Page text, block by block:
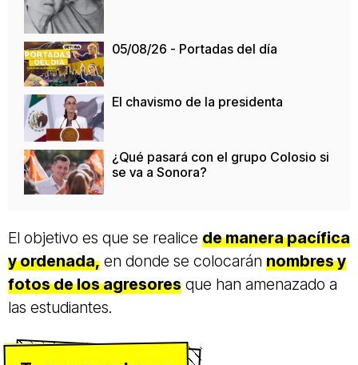
05/08/26 - Portadas del día
El chavismo de la presidenta
¿Qué pasará con el grupo Colosio si
se va a Sonora?
El objetivo es que se realice de manera pacífica
y ordenada, en donde se colocarán nombres y
fotos de los agresores que han amenazado a
las estudiantes.